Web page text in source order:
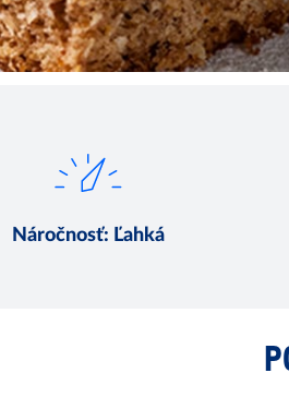
Náročnosť: Ľahká